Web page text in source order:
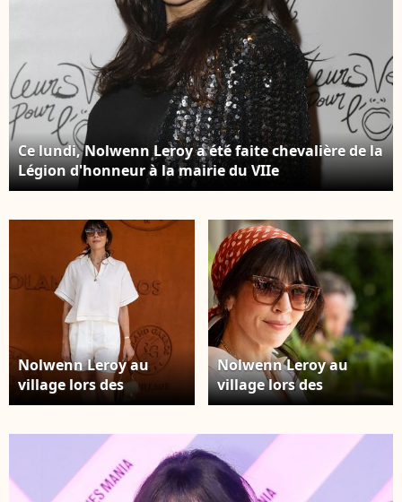
COADIC GUIREC /
Ce lundi, Nolwenn Leroy a été faite chevalière de la
Légion d'honneur à la mairie du VIIe
arrondissement de Paris. Nolwenn Leroy -
pour l'association "Leurs Voix Pour l'Espoir" contre
le cancer à l'Olympia à Paris. © Marc Ausset-
Lacroix/Bestimage
Nolwenn Leroy au
village lors des
Internationaux de
Roland Garros 2026.
Paris, le 28 mai 2026. ©
Jacovides / Moreau /
Nolwenn Leroy au
village lors des
Internationaux de
Roland Garros 2026.
Paris, le 28 mai 2026. ©
Jacovides / Moreau /